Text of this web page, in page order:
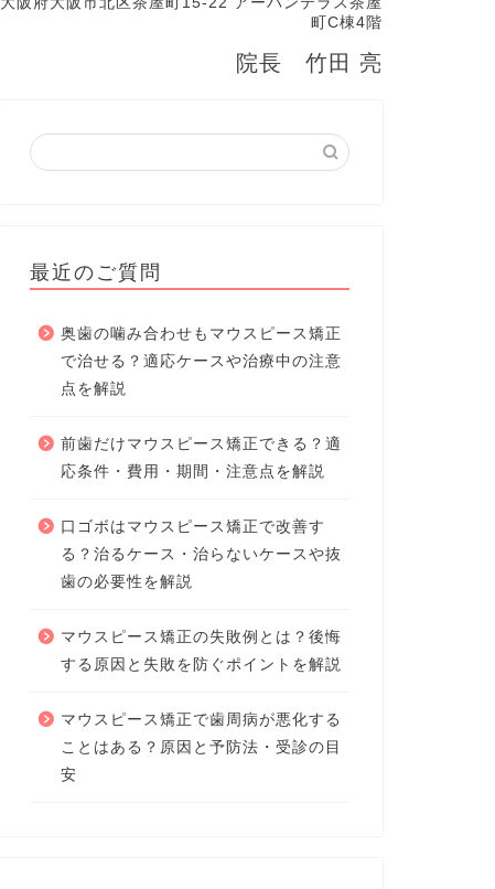
町C棟4階
院長 竹田 亮
最近のご質問
奥歯の噛み合わせもマウスピース矯正
で治せる？適応ケースや治療中の注意
点を解説
前歯だけマウスピース矯正できる？適
応条件・費用・期間・注意点を解説
口ゴボはマウスピース矯正で改善す
る？治るケース・治らないケースや抜
歯の必要性を解説
マウスピース矯正の失敗例とは？後悔
する原因と失敗を防ぐポイントを解説
マウスピース矯正で歯周病が悪化する
ことはある？原因と予防法・受診の目
安